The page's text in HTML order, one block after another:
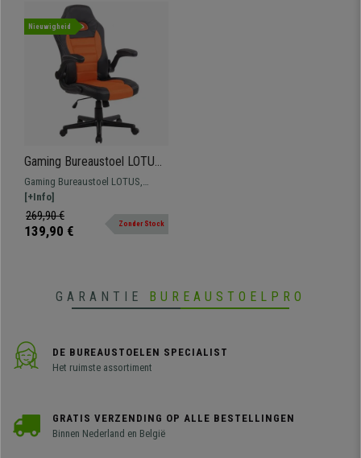
Nieuwigheid
Gaming Bureaustoel LOTUS,
Inklapbare armleuningen,
Bekleed met leder en
ademende stof in de kleur
Oranje
Gaming Bureaustoel LOTUS,
schitterend, sportief model.
Exclusief racestoel-ontwerp; een
echte autocoureurstoel. Welkom
[+Info]
269,90 €
139,90 € Zonder Stock
GARANTIE BUREAUSTOELPRO
DE BUREAUSTOELEN SPECIALIST
Het ruimste assortiment
GRATIS VERZENDING OP ALLE BESTELLINGEN
Binnen Nederland en België